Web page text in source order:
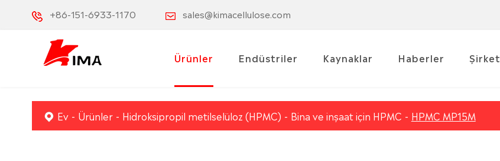
+86-151-6933-1170 sales@kimacellulose.com
Ürünler Endüstriler Kaynaklar Haberler Şirket
Ev Ürünler Hidroksipropil metilselüloz (HPMC) Bina ve inşaat için HPMC HPMC MP15M